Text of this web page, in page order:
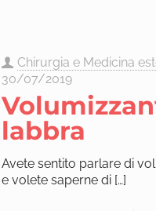
Chirurgia e Medicina
30/07/2019
labbra
Avete sentito parlare di
e volete saperne di[…]